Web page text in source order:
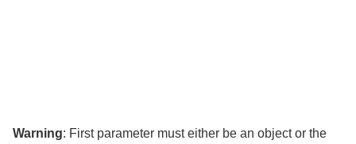
Warning: First parameter must either be an object or the